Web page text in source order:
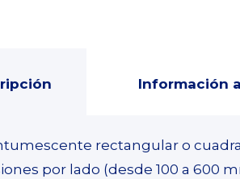
Información
rectangular o
por lado (desde 100 a 600